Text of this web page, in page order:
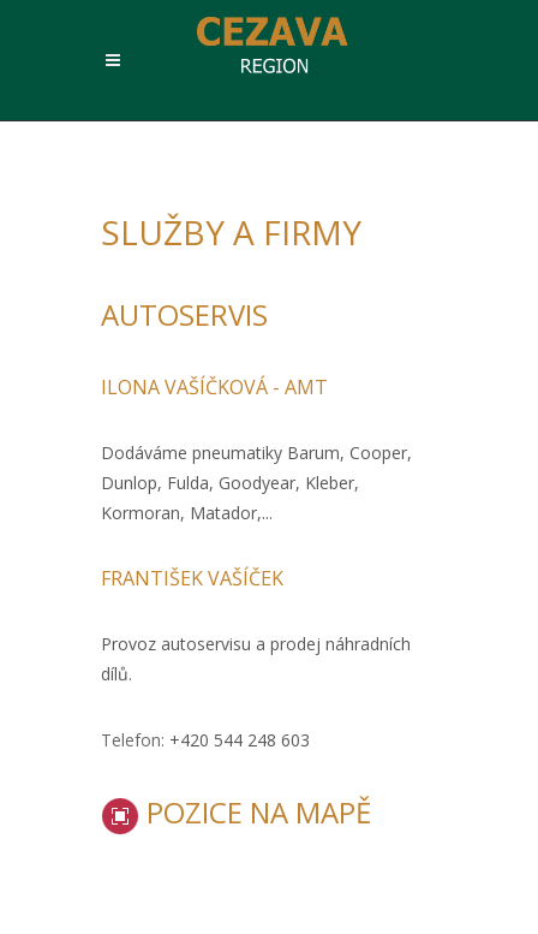
SLUŽBY A FIRMY
AUTOSERVIS
ILONA VAŠÍČKOVÁ - AMT
Dodáváme pneumatiky Barum, Cooper,
Dunlop, Fulda, Goodyear, Kleber,
Kormoran, Matador,...
FRANTIŠEK VAŠÍČEK
Provoz autoservisu a prodej náhradních
dílů.
Telefon: +420 544 248 603
POZICE NA MAPĚ